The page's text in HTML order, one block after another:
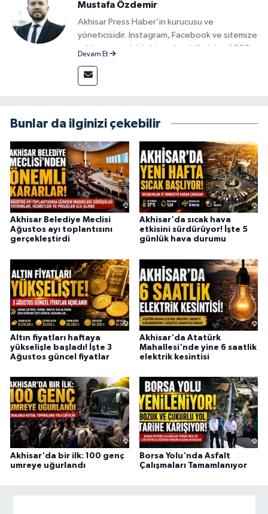
Mustafa Özdemir
Akhisar Press Haber'in kurucusu ve
yöneticisidir. İnstagram, Facebook ve sitemize
reklam vermek için bize ulaşabilirsiniz - 0555
Devam Et
Bunlar da ilginizi çekebilir
Akhisar Belediye Meclisi
Ağustos ayı toplantısını
gerçekleştirdi
Akhisar'da sıcak hava
etkisini sürdürüyor! İşte 5
günlük hava durumu
Altın fiyatları haftaya
yükselişle başladı! İşte 3
Ağustos güncel fiyatlar
Akhisar'da Atatürk
Mahallesi'nde yine 6 saatlik
elektrik kesintisi
Akhisar'da bir ilk: 100 genç
umreye uğurlandı
Borsa Yolu'nda Asfalt
Çalışmaları Tamamlanıyor